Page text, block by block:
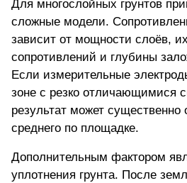
Для многослойных грунтов
сложные модели.
зависит от мощности слоёв,
сопротивлений и глубины
Если измерительные
зоне с резко отличающимися
результат может существенно
среднего по площадке.
Дополнительным фактором
уплотнения грунта. После